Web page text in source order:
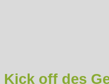
Kick off des